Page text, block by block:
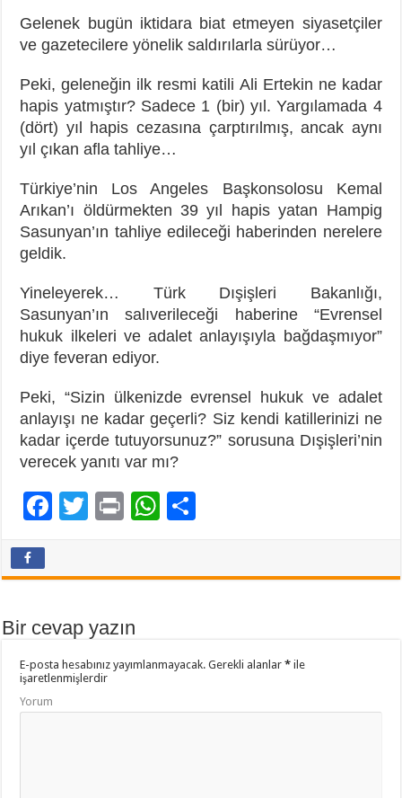
Gelenek bugün iktidara biat etmeyen siyasetçiler
ve gazetecilere yönelik saldırılarla sürüyor…
Peki, geleneğin ilk resmi katili Ali Ertekin ne kadar
hapis yatmıştır? Sadece 1 (bir) yıl. Yargılamada 4
(dört) yıl hapis cezasına çarptırılmış, ancak aynı
yıl çıkan afla tahliye…
Türkiye’nin Los Angeles Başkonsolosu Kemal
Arıkan’ı öldürmekten 39 yıl hapis yatan Hampig
Sasunyan’ın tahliye edileceği haberinden nerelere
geldik.
Yineleyerek… Türk Dışişleri Bakanlığı,
Sasunyan’ın salıverileceği haberine “Evrensel
hukuk ilkeleri ve adalet anlayışıyla bağdaşmıyor”
diye feveran ediyor.
Peki, “Sizin ülkenizde evrensel hukuk ve adalet
anlayışı ne kadar geçerli? Siz kendi katillerinizi ne
kadar içerde tutuyorsunuz?” sorusuna Dışişleri’nin
verecek yanıtı var mı?
F
o
k
T
Pr W
Bir cevap yazın
E-posta hesabınız yayımlanmayacak. Gerekli alanlar* ile
işaretlenmişlerdir
Yorum